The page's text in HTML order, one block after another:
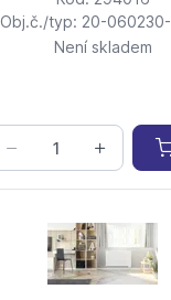
Obj.č./typ: 20-
Není skladem